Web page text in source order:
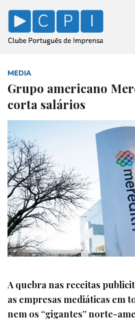
MEDIA
Grupo americano
corta salários
A quebra nas receitas
as empresas mediáticas em
nem os “gigantes” norte-